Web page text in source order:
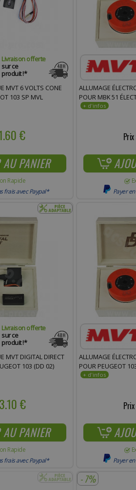
Livraison offerte
sur ce
produit !*
MVT 6 VOLTS CONE
103 SP MVL
€
AU PANIER
Rapide
frais avec Paypal*
ALLUMAGE
POUR MBK 51
Prix
Payer
Livraison offerte
sur ce
produit !*
MVT DIGITAL DIRECT
103 (DD 02)
€
AU PANIER
Rapide
frais avec Paypal*
ALLUMAGE
POUR PEUGEOT
Payer
- 7%